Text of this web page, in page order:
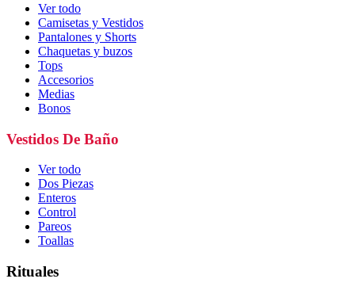
Ver todo
Camisetas y Vestidos
Pantalones y Shorts
Chaquetas y buzos
Tops
Accesorios
Medias
Bonos
Vestidos De Baño
Ver todo
Dos Piezas
Enteros
Control
Pareos
Toallas
Rituales